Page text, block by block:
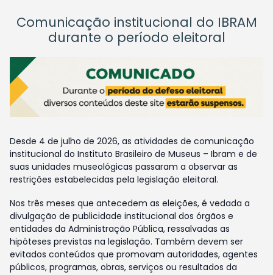
Comunicação institucional do IBRAM
durante o período eleitoral
Desde 4 de julho de 2026, as atividades de comunicação
institucional do Instituto Brasileiro de Museus – Ibram e de
suas unidades museológicas passaram a observar as
restrições estabelecidas pela legislação eleitoral.
Nos três meses que antecedem as eleições, é vedada a
divulgação de publicidade institucional dos órgãos e
entidades da Administração Pública, ressalvadas as
hipóteses previstas na legislação. Também devem ser
evitados conteúdos que promovam autoridades, agentes
públicos, programas, obras, serviços ou resultados da